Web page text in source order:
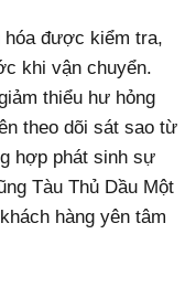
hóa được kiểm tra,
khi vận chuyển.
thiểu hư hỏng
theo dõi sát sao từ
hợp phát sinh sự
Tàu Thủ Dầu Một
hàng yên tâm